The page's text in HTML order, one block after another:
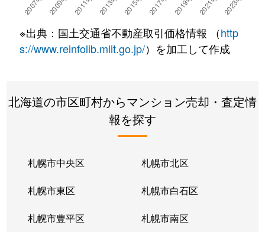
湯川町 780万円 湯の川温泉
徒歩4
湯浜町
450万円 函館アリーナ前
徒歩15
若松町
630万円 函館駅前 徒歩6
※出典：国土交通省不動産取引価格情報 （http
s://www.reinfolib.mlit.go.jp/）を加工して作成
北海道の市区町村からマンション売却・査定情
報を探す
札幌市中央区 札幌市北区
札幌市東区 札幌市白石区
札幌市豊平区 札幌市南区